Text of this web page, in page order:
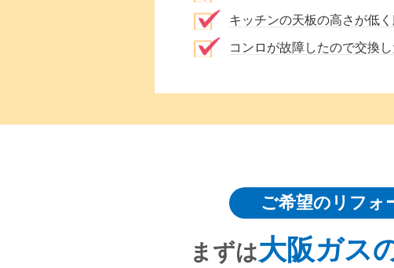
キッチンの天板の高さが低
コンロが故障したので交換
ご希望のリフォ
まずは大阪ガス